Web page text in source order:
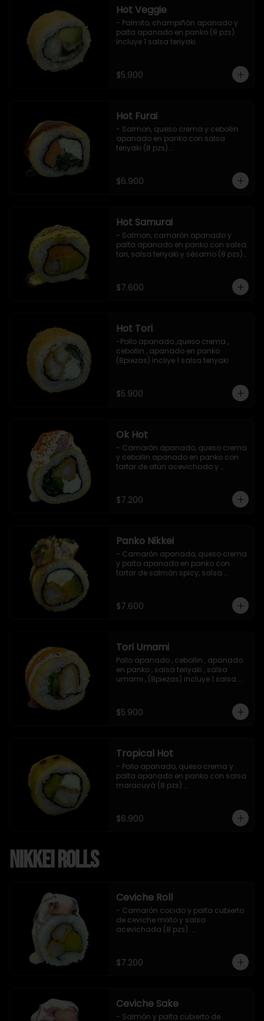
Hot Veggie
- Palmito, champiñón apanado y
palta apanado en panko (8 pzs).
Incluye 1 salsa teriyaki.
$5.900
Hot Furai
- Salmon, queso crema y cebollin
apanado en panko con salsa
teriyaki (8 pzs).
$6.900
Hot Samurai
- Salmon, camarón apanado y
palta apanado en panko con salsa
tari, salsa teriyaki y sésamo (8 pzs).
$7.600
Hot Tori
-Pollo apanado ,queso crema ,
cebollin , apanado en panko
(8piezas) incliye 1 salsa teriyaki
$5.900
Ok Hot
- Camarón apanado, queso crema
y cebollin apanado en panko con
tartar de atún acevichado y
$7.200
Panko Nikkei
- Camarón apanado, queso crema
y palta apanado en panko con
tartar de salmón spicy, salsa
$7.600
Tori Umami
Pollo apanado , cebollin , apanado
en panko , salsa teriyaki , salsa
umami , (8piezas) incluye 1 salsa
$5.900
Tropical Hot
- Pollo apanado, queso crema y
palta apanado en panko con salsa
maracuyá (8 pzs).
$6.900
Nikkei Rolls
Ceviche Roll
- Camarón cocido y palta cubierto
de ceviche mixto y salsa
acevichada (8 pzs).
$7.200
Ceviche Sake
- Salmón y palta cubierto de